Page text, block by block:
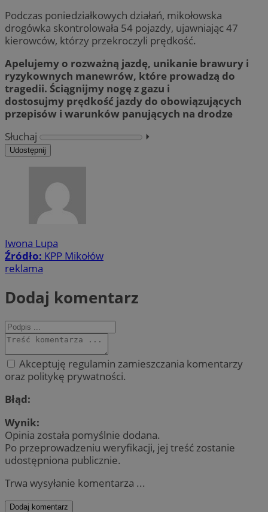
Podczas poniedziałkowych działań, mikołowska
drogówka skontrolowała 54 pojazdy, ujawniając 47
kierowców, którzy przekroczyli prędkość.
Apelujemy o rozważną jazdę, unikanie brawury i
ryzykownych manewrów, które prowadzą do
tragedii. Ściągnijmy nogę z gazu i
dostosujmy prędkość jazdy do obowiązujących
przepisów i warunków panujących na drodze
Słuchaj
⏵︎
Udostępnij
Iwona Lupa
Źródło: KPP Mikołów
reklama
Dodaj komentarz
Akceptuję regulamin zamieszczania komentarzy
oraz politykę prywatności.
Błąd:
Wynik:
Opinia została pomyślnie dodana.
Po przeprowadzeniu weryfikacji, jej treść zostanie
udostępniona publicznie.
Trwa wysyłanie komentarza ...
Dodaj komentarz